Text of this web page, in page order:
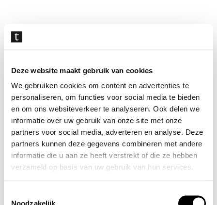
Deze website maakt gebruik van cookies
We gebruiken cookies om content en advertenties te
personaliseren, om functies voor social media te bieden
en om ons websiteverkeer te analyseren. Ook delen we
informatie over uw gebruik van onze site met onze
partners voor social media, adverteren en analyse. Deze
partners kunnen deze gegevens combineren met andere
informatie die u aan ze heeft verstrekt of die ze hebben
verzameld op basis van uw gebruik van hun services.
Noodzakelijk
overslaan